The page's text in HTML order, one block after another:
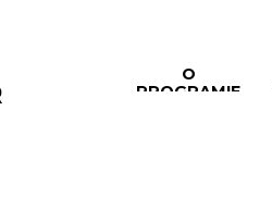
O
PROGRAMIE